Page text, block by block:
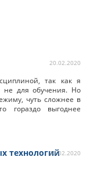
20.02.2020
так как я
не для обучения. Но
чуть сложнее в
гораздо выгоднее
технологий20.02.2020